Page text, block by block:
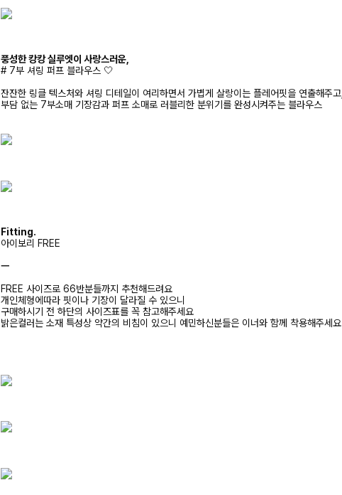
풍성한 캉캉 실루엣이 사랑스러운,
# 7부 셔링 퍼프 블라우스 🤍
잔잔한 링클 텍스처와 셔링 디테일이 여리하면서 가볍게 살랑이는 플레어핏을 연출해주고,
부담 없는 7부소매 기장감과 퍼프 소매로 러블리한 분위기를 완성시켜주는 블라우스
Fitting.
아이보리 FREE
ㅡ
FREE 사이즈로 66반분들까지 추천해드려요
개인체형에따라 핏이나 기장이 달라질 수 있으니
구매하시기 전 하단의 사이즈표를 꼭 참고해주세요
밝은컬러는 소재 특성상 약간의 비침이 있으니 예민하신분들은 이너와 함께 착용해주세요